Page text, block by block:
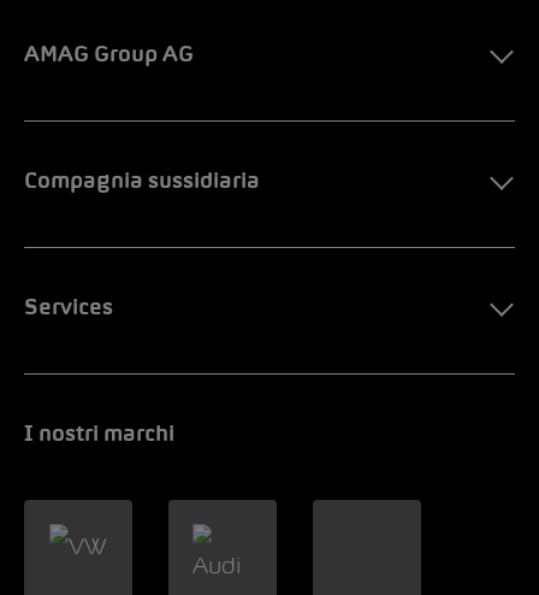
AMAG Group AG
Compagnia sussidiaria
Services
I nostri marchi